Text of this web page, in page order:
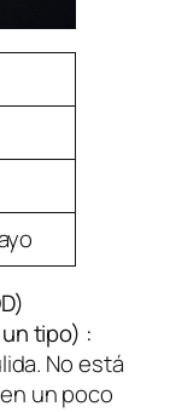
tipo) :
No está
un poco